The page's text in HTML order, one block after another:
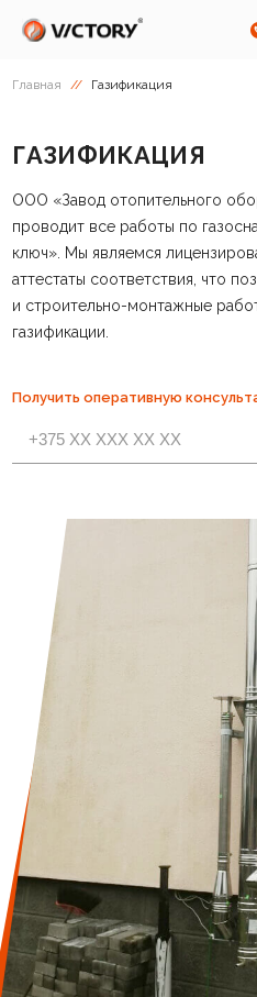
Главная // Газификация
ГАЗИФИКАЦИЯ
ООО «Завод отопительного
проводит все работы по
ключ». Мы являемся
аттестаты соответствия, что
и строительно-монтажные
газификации.
Получить оперативную